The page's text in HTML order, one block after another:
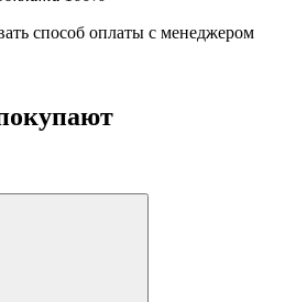
способ оплаты с менеджером